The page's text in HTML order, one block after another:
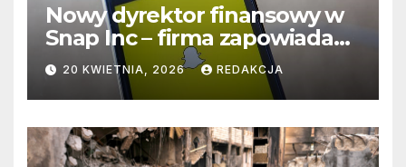
Nowy dyrektor finansowy w
Snap Inc – firma zapowiada
zmianę na kluczowym
stanowisku
20 KWIETNIA, 2026 REDAKCJA